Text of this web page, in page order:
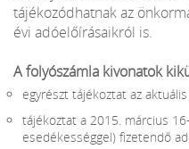
tájékozódhatnak az
évi adóelőírásaikról is.
A folyószámla kivonatok
egyrészt tájékoztat az
tájékoztat a 2015. március
esedékességgel) fizetendő